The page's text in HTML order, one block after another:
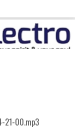
21-00.mp3